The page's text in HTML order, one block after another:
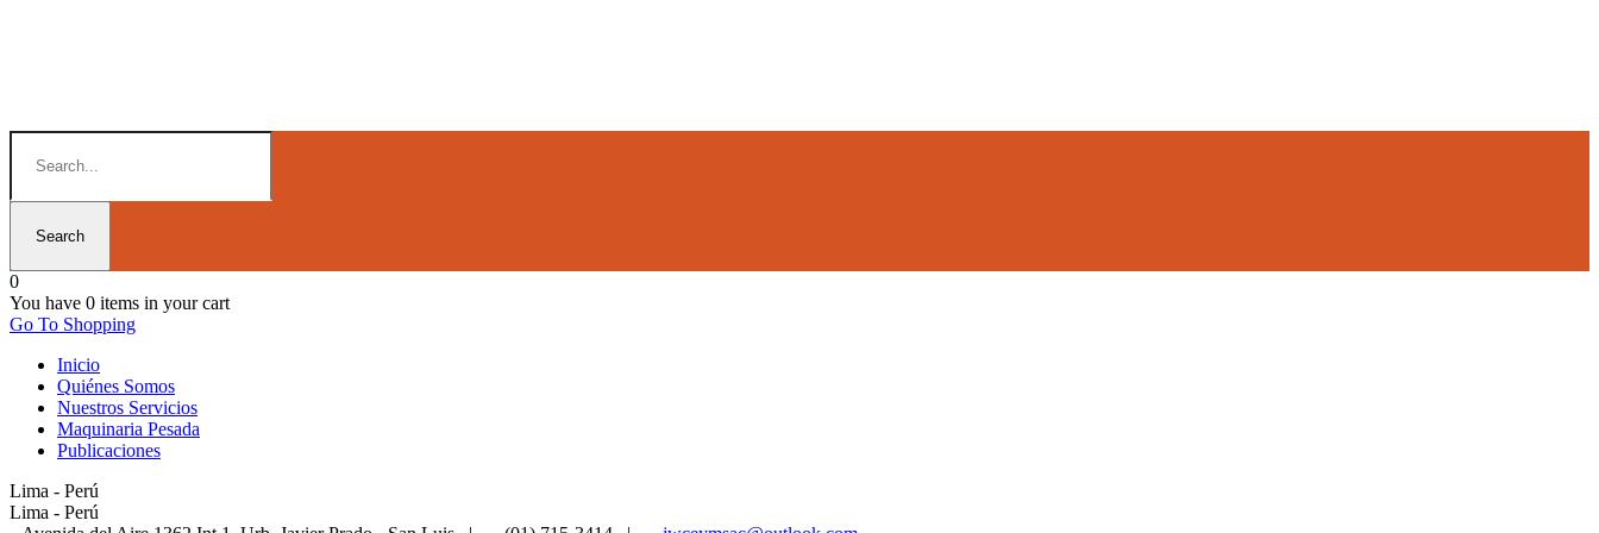
0
You have 0 items in your cart
Go To Shopping
Inicio
Quiénes Somos
Nuestros Servicios
Maquinaria Pesada
Publicaciones
Lima - Perú
Lima - Perú